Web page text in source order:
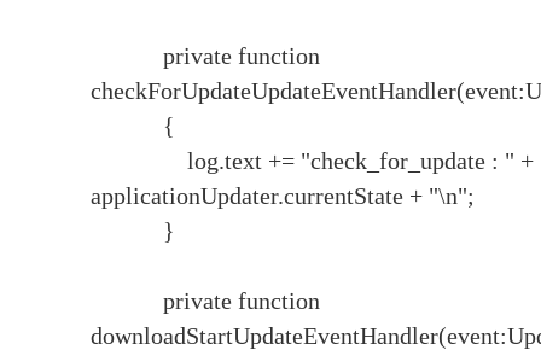
private function
{
log.text += "check_for_update : " +
applicationUpdater.currentState + "\n";
}
private function